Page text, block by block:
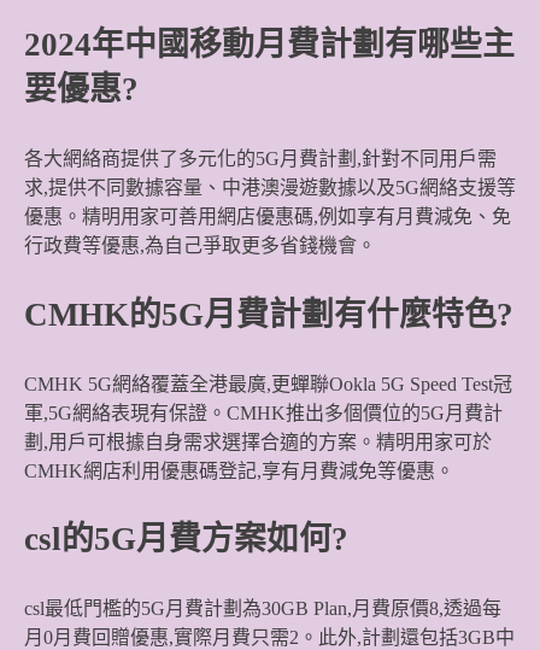
2024年中國移動月費計劃有哪些主
要優惠?
各大網絡商提供了多元化的5G月費計劃,針對不同用戶需
求,提供不同數據容量、中港澳漫遊數據以及5G網絡支援等
優惠。精明用家可善用網店優惠碼,例如享有月費減免、免
行政費等優惠,為自己爭取更多省錢機會。
CMHK的5G月費計劃有什麼特色?
CMHK 5G網絡覆蓋全港最廣,更蟬聯Ookla 5G Speed Test冠
軍,5G網絡表現有保證。CMHK推出多個價位的5G月費計
劃,用戶可根據自身需求選擇合適的方案。精明用家可於
CMHK網店利用優惠碼登記,享有月費減免等優惠。
csl的5G月費方案如何?
csl最低門檻的5G月費計劃為30GB Plan,月費原價8,透過每
月0月費回贈優惠,實際月費只需2。此外,計劃還包括3GB中